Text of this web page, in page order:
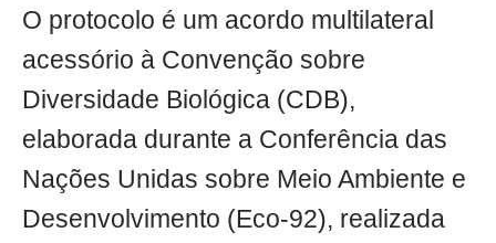
O protocolo é um acordo multilateral
acessório à Convenção sobre
Diversidade Biológica (CDB),
elaborada durante a Conferência das
Nações Unidas sobre Meio Ambiente e
Desenvolvimento (Eco-92), realizada